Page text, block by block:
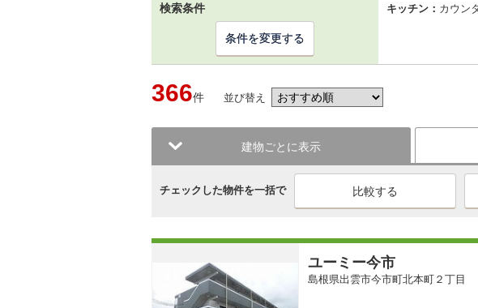
検索条件 キッチン： カウン
条件を変更する
366件 並び替え
建物ごとに表示
チェックした物件を一括で
ユーミー今市
島根県出雲市今市町北本町２丁目